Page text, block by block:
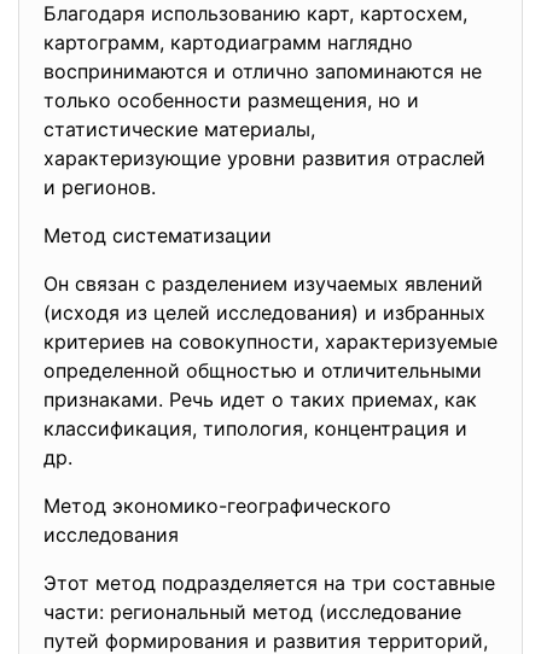
Благодаря использованию карт, картосхем,
картограмм, картодиаграмм наглядно
воспринимаются и отлично запоминаются не
только особенности размещения, но и
статистические материалы,
характеризующие уровни развития отраслей
и регионов.
Метод систематизации
Он связан с разделением изучаемых явлений
(исходя из целей исследования) и избранных
критериев на совокупности, характеризуемые
определенной общностью и отличительными
признаками. Речь идет о таких приемах, как
классификация, типология, концентрация и
др.
Метод экономико-географического
исследования
Этот метод подразделяется на три составные
части: региональный метод (исследование
путей формирования и развития территорий,